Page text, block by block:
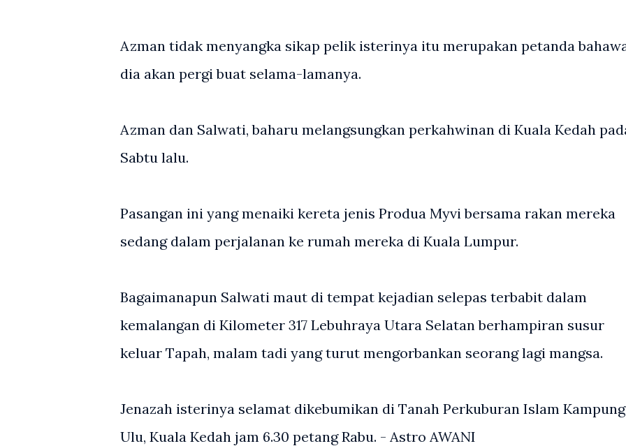
Azman tidak menyangka sikap pelik isterinya itu merupakan petanda
dia akan pergi buat selama-lamanya.
Azman dan Salwati, baharu melangsungkan perkahwinan di Kuala Kedah
Sabtu lalu.
Pasangan ini yang menaiki kereta jenis Produa Myvi bersama rakan mereka
sedang dalam perjalanan ke rumah mereka di Kuala Lumpur.
Bagaimanapun Salwati maut di tempat kejadian selepas terbabit dalam
kemalangan di Kilometer 317 Lebuhraya Utara Selatan berhampiran susur
keluar Tapah, malam tadi yang turut mengorbankan seorang lagi mangsa.
Jenazah isterinya selamat dikebumikan di Tanah Perkuburan Islam Kampung
Ulu, Kuala Kedah jam 6.30 petang Rabu. - Astro AWANI